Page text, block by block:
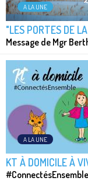
A LA UNE
"LES PORTES DE
Message de Mgr
A LA UNE
KT À DOMICILE À
#ConnectésEnsemble